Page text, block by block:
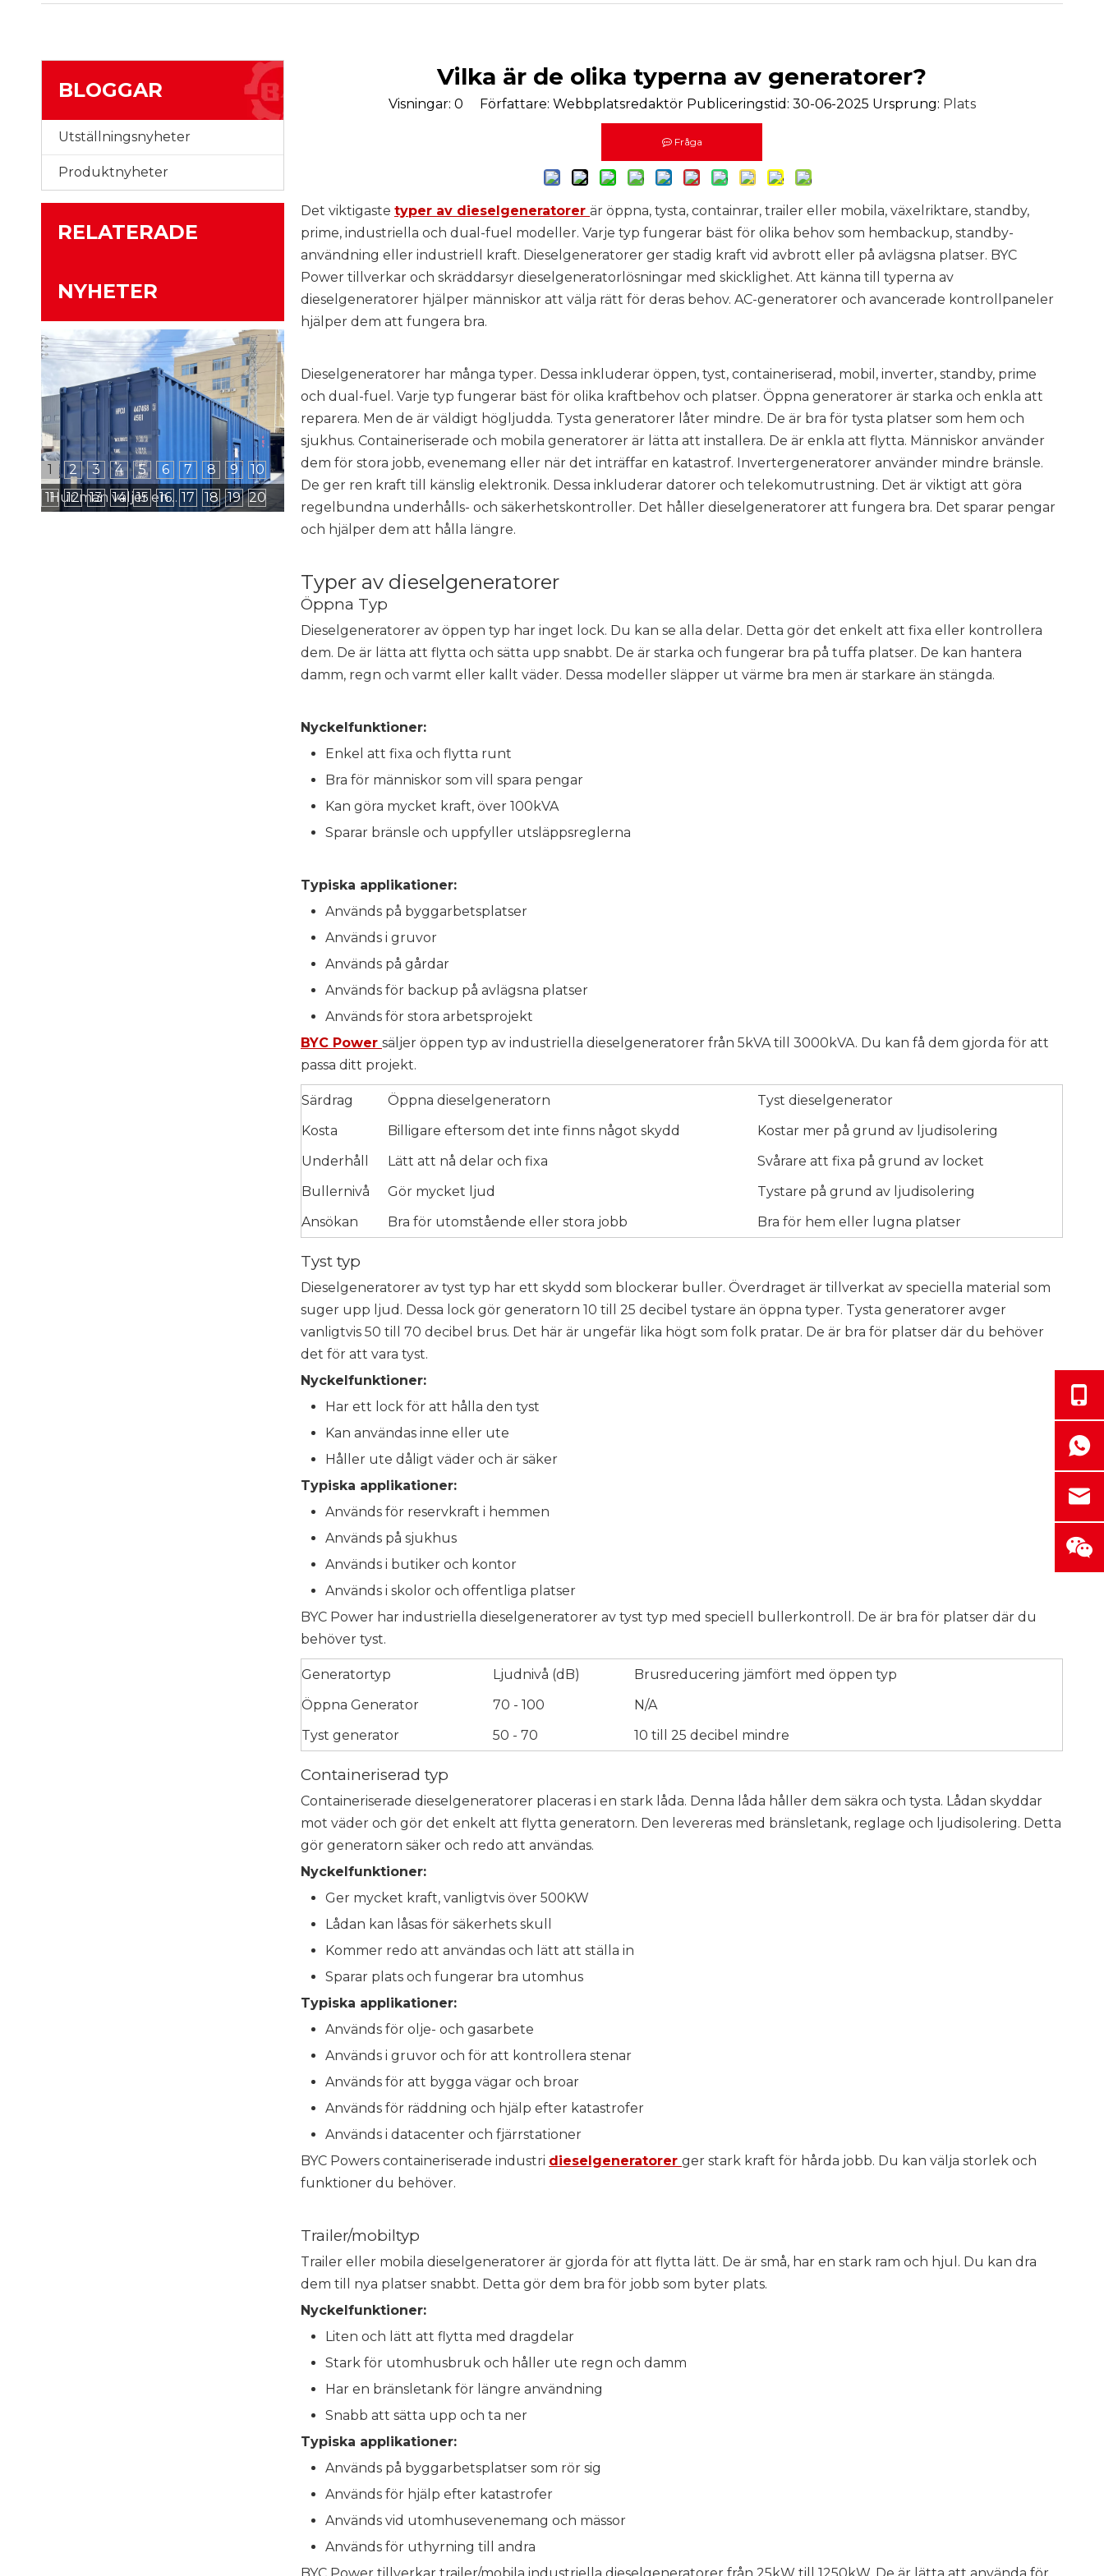
BLOGGAR
Utställningsnyheter
Produktnyheter
RELATERADE
NYHETER
1 2 3 4 5 6 7 8 9
10
11
12 13 14 15 16 17 18 19 20
Hur man väljer en containertypgenerator för avlägsna gruvplatser
Vilka är de olika typerna av generatorer?
Visningar: 0 Författare: Webbplatsredaktör Publiceringstid: 30-06-2025 Ursprung: Plats
Fråga
Det viktigaste typer av dieselgeneratorer är öppna, tysta, containrar, trailer eller mobila, växelriktare, standby,
prime, industriella och dual-fuel modeller. Varje typ fungerar bäst för olika behov som hembackup, standby-
användning eller industriell kraft. Dieselgeneratorer ger stadig kraft vid avbrott eller på avlägsna platser. BYC
Power tillverkar och skräddarsyr dieselgeneratorlösningar med skicklighet. Att känna till typerna av
dieselgeneratorer hjälper människor att välja rätt för deras behov. AC-generatorer och avancerade kontrollpaneler
hjälper dem att fungera bra.
Dieselgeneratorer har många typer. Dessa inkluderar öppen, tyst, containeriserad, mobil, inverter, standby, prime
och dual-fuel. Varje typ fungerar bäst för olika kraftbehov och platser. Öppna generatorer är starka och enkla att
reparera. Men de är väldigt högljudda. Tysta generatorer låter mindre. De är bra för tysta platser som hem och
sjukhus. Containeriserade och mobila generatorer är lätta att installera. De är enkla att flytta. Människor använder
dem för stora jobb, evenemang eller när det inträffar en katastrof. Invertergeneratorer använder mindre bränsle.
De ger ren kraft till känslig elektronik. Dessa inkluderar datorer och telekomutrustning. Det är viktigt att göra
regelbundna underhålls- och säkerhetskontroller. Det håller dieselgeneratorer att fungera bra. Det sparar pengar
och hjälper dem att hålla längre.
Typer av dieselgeneratorer
Öppna Typ
Dieselgeneratorer av öppen typ har inget lock. Du kan se alla delar. Detta gör det enkelt att fixa eller kontrollera
dem. De är lätta att flytta och sätta upp snabbt. De är starka och fungerar bra på tuffa platser. De kan hantera
damm, regn och varmt eller kallt väder. Dessa modeller släpper ut värme bra men är starkare än stängda.
Nyckelfunktioner:
Enkel att fixa och flytta runt
Bra för människor som vill spara pengar
Kan göra mycket kraft, över 100kVA
Sparar bränsle och uppfyller utsläppsreglerna
Typiska applikationer:
Används på byggarbetsplatser
Används i gruvor
Används på gårdar
Används för backup på avlägsna platser
Används för stora arbetsprojekt
BYC Power säljer öppen typ av industriella dieselgeneratorer från 5kVA till 3000kVA. Du kan få dem gjorda för att
passa ditt projekt.
Särdrag Öppna dieselgeneratorn
Tyst dieselgenerator
Kosta
Billigare eftersom det inte finns något skydd
Kostar mer på grund av ljudisolering
Underhåll
Lätt att nå delar och fixa
Svårare att fixa på grund av locket
Bullernivå
Gör mycket ljud
Tystare på grund av ljudisolering
Ansökan
Bra för utomstående eller stora jobb Bra för hem eller lugna platser
Tyst typ
Dieselgeneratorer av tyst typ har ett skydd som blockerar buller. Överdraget är tillverkat av speciella material som
suger upp ljud. Dessa lock gör generatorn 10 till 25 decibel tystare än öppna typer. Tysta generatorer avger
vanligtvis 50 till 70 decibel brus. Det här är ungefär lika högt som folk pratar. De är bra för platser där du behöver
det för att vara tyst.
Nyckelfunktioner:
Har ett lock för att hålla den tyst
Kan användas inne eller ute
Håller ute dåligt väder och är säker
Typiska applikationer:
Används för reservkraft i hemmen
Används på sjukhus
Används i butiker och kontor
Används i skolor och offentliga platser
BYC Power har industriella dieselgeneratorer av tyst typ med speciell bullerkontroll. De är bra för platser där du
behöver tyst.
Generatortyp Ljudnivå (dB)
Brusreducering jämfört med öppen typ
Öppna Generator
70 - 100
N/A
Tyst generator
50 - 70 10 till 25 decibel mindre
Containeriserad typ
Containeriserade dieselgeneratorer placeras i en stark låda. Denna låda håller dem säkra och tysta. Lådan skyddar
mot väder och gör det enkelt att flytta generatorn. Den levereras med bränsletank, reglage och ljudisolering. Detta
gör generatorn säker och redo att användas.
Nyckelfunktioner:
Ger mycket kraft, vanligtvis över 500KW
Lådan kan låsas för säkerhets skull
Kommer redo att användas och lätt att ställa in
Sparar plats och fungerar bra utomhus
Typiska applikationer:
Används för olje- och gasarbete
Används i gruvor och för att kontrollera stenar
Används för att bygga vägar och broar
Används för räddning och hjälp efter katastrofer
Används i datacenter och fjärrstationer
BYC Powers containeriserade industri dieselgeneratorer ger stark kraft för hårda jobb. Du kan välja storlek och
funktioner du behöver.
Trailer/mobiltyp
Trailer eller mobila dieselgeneratorer är gjorda för att flytta lätt. De är små, har en stark ram och hjul. Du kan dra
dem till nya platser snabbt. Detta gör dem bra för jobb som byter plats.
Nyckelfunktioner:
Liten och lätt att flytta med dragdelar
Stark för utomhusbruk och håller ute regn och damm
Har en bränsletank för längre användning
Snabb att sätta upp och ta ner
Typiska applikationer:
Används på byggarbetsplatser som rör sig
Används för hjälp efter katastrofer
Används vid utomhusevenemang och mässor
Används för uthyrning till andra